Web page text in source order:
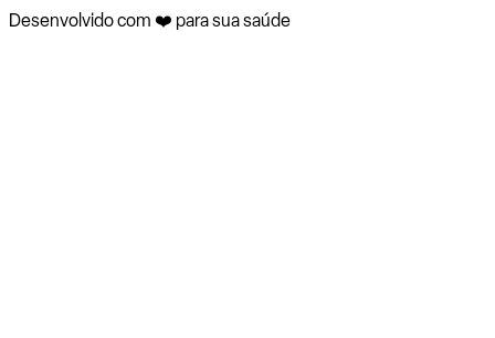
Desenvolvido com ❤️ para sua saúde